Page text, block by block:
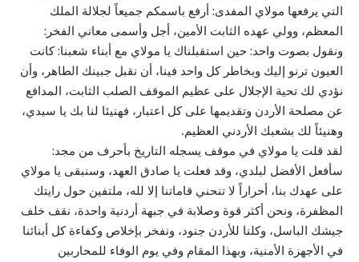
التي يرفعها مولاي المفدى: أرفع باسمكم جميعاً لجلالة الملك
المعظم، وولي عهده الثابت الأمين، أجل وأسمى معاني الفخر:
ونقول بصوت واحد: حين استقبلناك يا مولاي مع أبناء شعبنا: كانت
العيون ترنو إليك وبخاطر كل واحد فينا، أن نقبل جبينك الطاهر، وأن
نؤدي لك تحية الإجلال على عظيم الموقف الصلب الثابت، المدافع
عن مصلحة الأردن وتقديمها على كل اعتبار، فهنيئا لنا بك يا سيدي،
وهنيئاً لك بشعبك الأردني العظيم.
لقد قلت يا مولاي في موقف يسجله التاريخ بأحرف من مجد:
سأفعل الأفضل لبلدي، وقد فعلت يا صادق العهد، وسنبقى يا مولاي
على عهدك بنا، أحراراً لا تنحني قاماتنا إلا لله، ملتفين حول رايتك
المظفرة، ونحن أكثر قوة وصلابة في جبهة أردنية واحدة، نقف خلف
جيشك الباسل، وكلنا للأردن جنود، ونفخر بإخلاص وكفاءة كل أبنائنا
في الأجهزة الأمنية، وبهذا المقام وفي يوم الوفاء للمحاربين